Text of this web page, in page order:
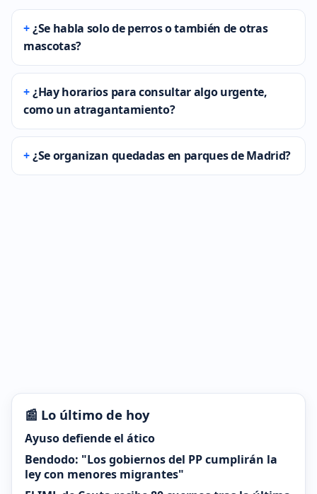
¿Se habla solo de perros o también de otras
mascotas?
¿Hay horarios para consultar algo urgente,
como un atragantamiento?
¿Se organizan quedadas en parques de Madrid?
📰 Lo último de hoy
Ayuso defiende el ático
Bendodo: "Los gobiernos del PP cumplirán la
ley con menores migrantes"